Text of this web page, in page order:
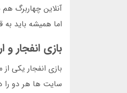
آنلاین چهاربرگ
اما همیشه باید
بازی انفجار
بازی انفجار یکی
سایت ها هر دو را